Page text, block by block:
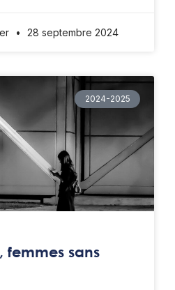
28 septembre 2024
2024-2025
femmes sans